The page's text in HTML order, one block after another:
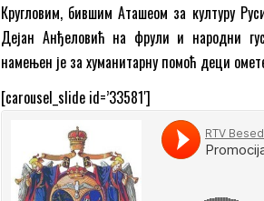
Кругловим, бившим Аташеом за културу
Дејан Анђеловић на фрули и народни
намењен је за хуманитарну помоћ деци
[carousel_slide id=’33581′]